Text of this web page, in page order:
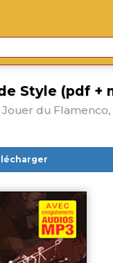
Style (pdf +
du